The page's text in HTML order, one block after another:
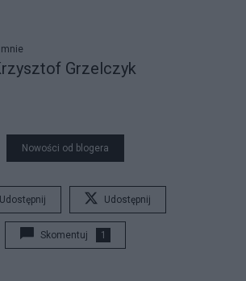
mnie
Grzelczyk
Nowości od blogera
Udostępnij Udostępnij
Skomentuj 1